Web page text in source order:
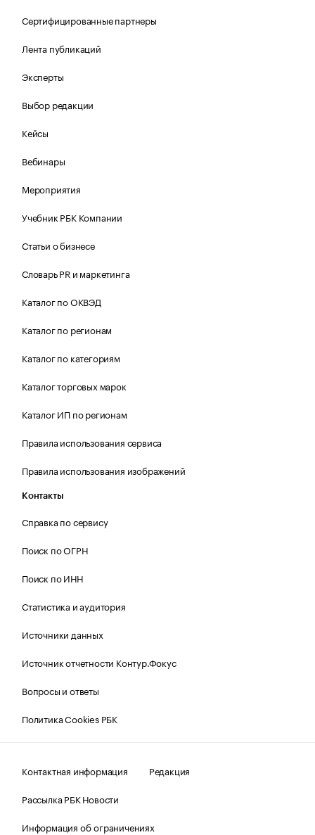
Сертифицированные партнеры
Лента публикаций
Эксперты
Выбор редакции
Кейсы
Вебинары
Мероприятия
Учебник РБК Компании
Статьи о бизнесе
Словарь PR и маркетинга
Каталог по ОКВЭД
Каталог по регионам
Каталог по категориям
Каталог торговых марок
Каталог ИП по регионам
Правила использования сервиса
Правила использования изображений
Контакты
Справка по сервису
Поиск по ОГРН
Поиск по ИНН
Статистика и аудитория
Источники данных
Источник отчетности Контур.Фокус
Вопросы и ответы
Политика Cookies РБК
Контактная информация
Редакция
Рассылка РБК Новости
Информация об ограничениях